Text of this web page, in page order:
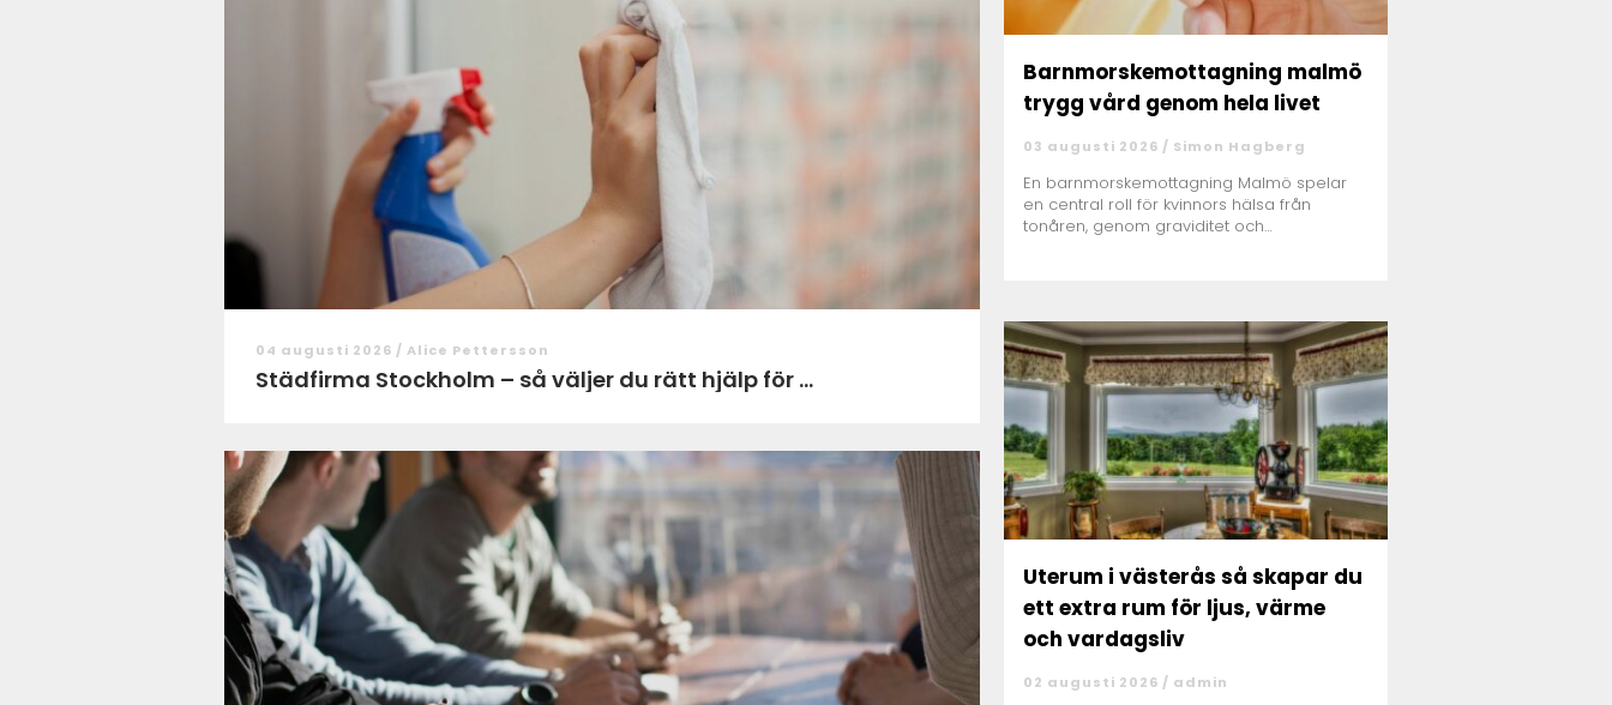
04 augusti 2026 / Alice Pettersson
Städfirma Stockholm – så väljer du rätt hjälp för ...
Barnmorskemottagning malmö
trygg vård genom hela livet
03 augusti 2026 / Simon Hagberg
En barnmorskemottagning Malmö spelar
en central roll för kvinnors hälsa från
tonåren, genom graviditet och
Uterum i västerås så skapar du
ett extra rum för ljus, värme
och vardagsliv
02 augusti 2026 / admin